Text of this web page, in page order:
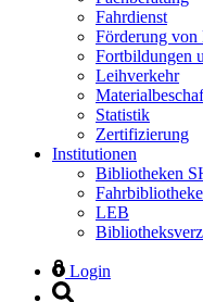
Fahrdienst
Förderung
Fortbildungen
Leihverkehr
Statistik
Zertifizierung
Institutionen
Bibliotheken
LEB
Login